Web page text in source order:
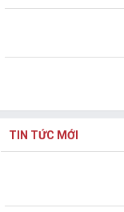
TIN TỨC MỚI